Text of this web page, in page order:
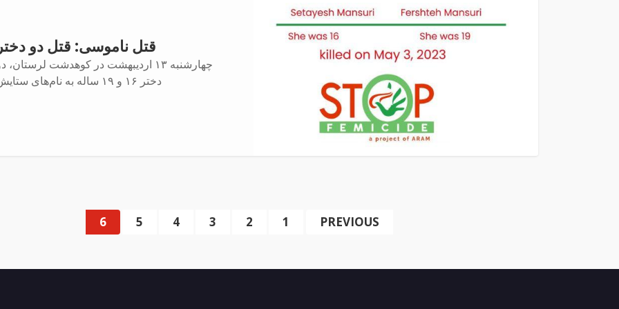
قتل ناموسی: قتل دو
چهارشنبه ۱۳ اردیبهشت در کوهدشت لرستان،
دختر ۱۶ و ۱۹ ساله به نام‌های ستایش
PREVIOUS
1
2
3
4
5
6